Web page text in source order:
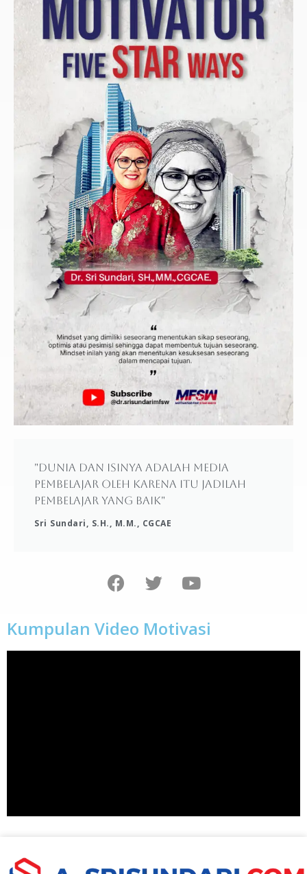
"Dunia dan isinya adalah media
pembelajar oleh karena itu jadilah
pembelajar yang baik"
Sri Sundari, S.H., M.M., CGCAE
Kumpulan Video Motivasi